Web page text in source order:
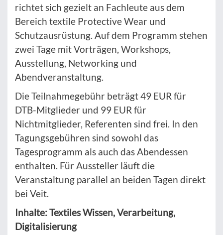
richtet sich gezielt an Fachleute aus dem
Bereich textile Protective Wear und
Schutzausrüstung. Auf dem Programm stehen
zwei Tage mit Vorträgen, Workshops,
Ausstellung, Networking und
Abendveranstaltung.
Die Teilnahmegebühr beträgt 49 EUR für
DTB-Mitglieder und 99 EUR für
Nichtmitglieder, Referenten sind frei. In den
Tagungsgebühren sind sowohl das
Tagesprogramm als auch das Abendessen
enthalten. Für Aussteller läuft die
Veranstaltung parallel an beiden Tagen direkt
bei Veit.
Inhalte: Textiles Wissen, Verarbeitung,
Digitalisierung